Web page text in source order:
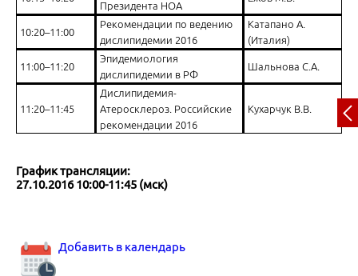
Президента НОА
10:20–11:00
Рекомендации по ведению
дислипидемии 2016
Катапано А.
(Италия)
11:00–11:20
Эпидемиология
дислипидемии в РФ
Шальнова С.А.
11:20–11:45
Дислипидемия-
Атеросклероз. Российские
рекомендации 2016
Кухарчук В.В.
График трансляции:
27.10.2016 10:00-11:45 (мск)
Добавить в календарь